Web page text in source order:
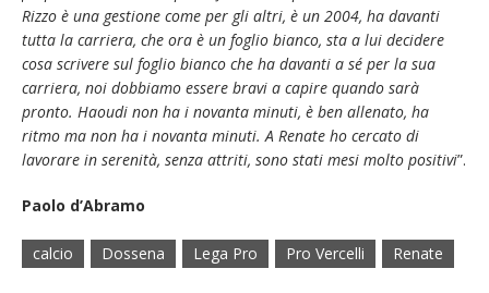
Rizzo è una gestione come per gli altri, è un 2004, ha davanti
tutta la carriera, che ora è un foglio bianco, sta a lui decidere
cosa scrivere sul foglio bianco che ha davanti a sé per la sua
carriera, noi dobbiamo essere bravi a capire quando sarà
pronto. Haoudi non ha i novanta minuti, è ben allenato, ha
ritmo ma non ha i novanta minuti. A Renate ho cercato di
lavorare in serenità, senza attriti, sono stati mesi molto positivi”.
Paolo d’Abramo
calcio Dossena Lega Pro Pro Vercelli Renate